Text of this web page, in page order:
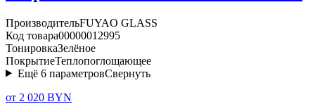
ПроизводительFUYAO GLASS
Код товара00000012995
ТонировкаЗелёное
ПокрытиеТеплопоглощающее
Ещё 6 параметровСвернуть
от 2 020 BYN